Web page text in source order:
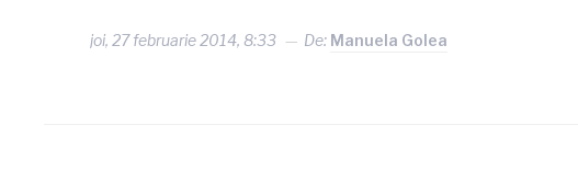
joi, 27 februarie 2014, 8:33 De: Manuela Golea